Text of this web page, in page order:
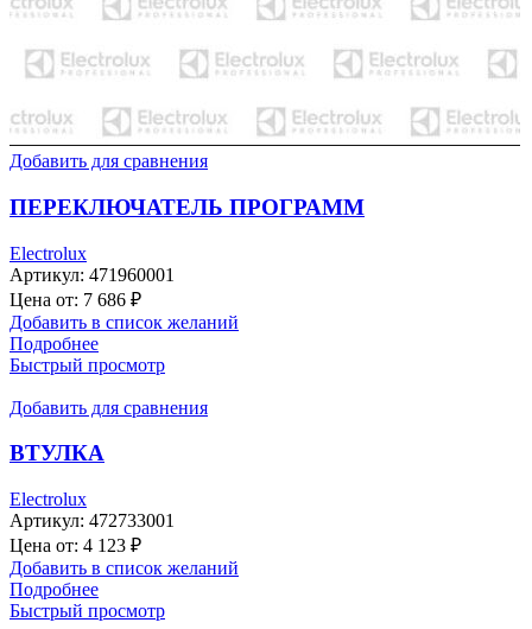
Добавить для сравнения
ПЕРЕКЛЮЧАТЕЛЬ ПРОГРАММ
Electrolux
Артикул: 471960001
Цена от: 7 686 ₽
Добавить в список желаний
Подробнее
Быстрый просмотр
Добавить для сравнения
ВТУЛКА
Electrolux
Артикул: 472733001
Цена от: 4 123 ₽
Добавить в список желаний
Подробнее
Быстрый просмотр